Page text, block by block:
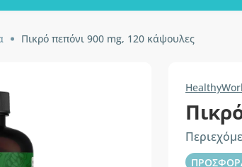
Πικρό πεπόνι 900 mg, 120 κάψουλες